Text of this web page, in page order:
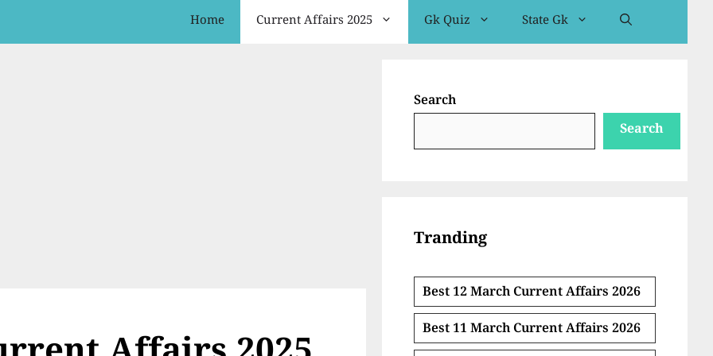
Home Current Affairs 2025 Gk Quiz State Gk
Search
Search
Tranding
Best 12 March Current Affairs 2026
Best 11 March Current Affairs 2026